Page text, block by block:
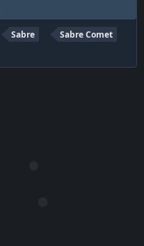
Sabre
Sabre Comet